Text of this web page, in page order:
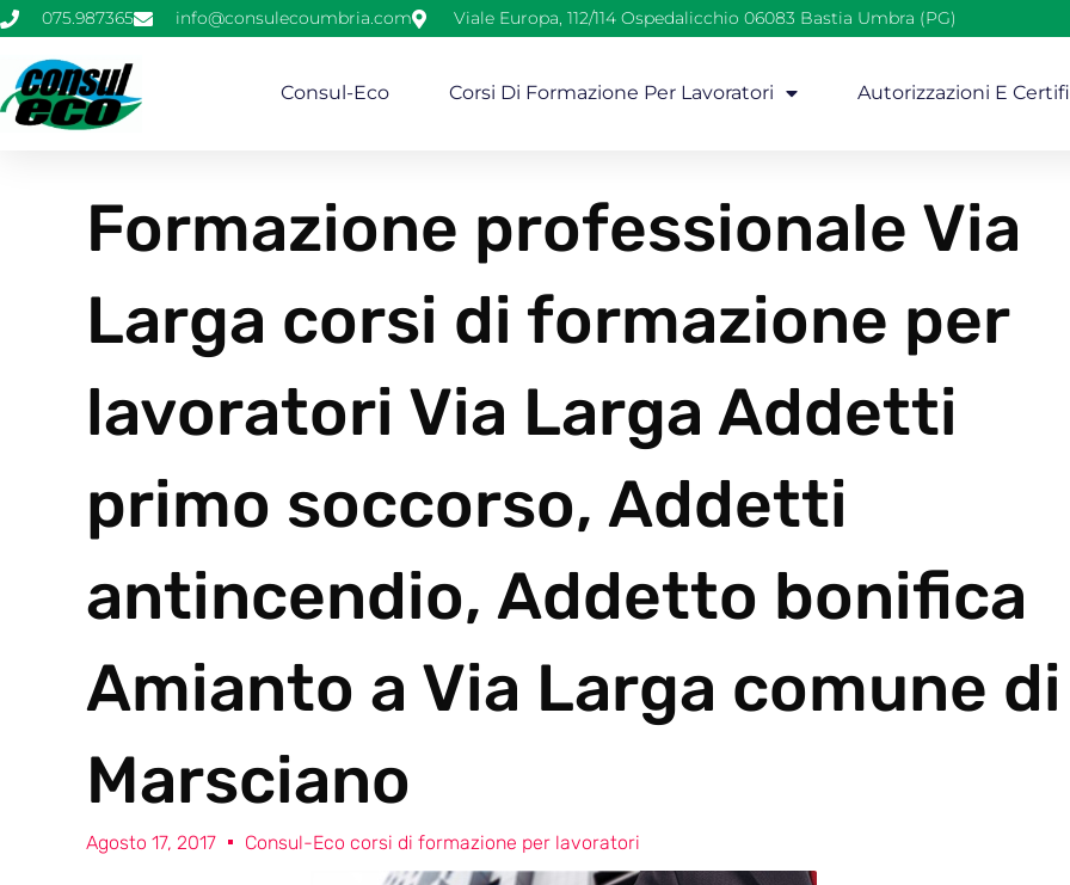
075.987365 info@consulecoumbria.com Viale Europa, 112/114 Ospedalicchio 06083 Bastia Umbra (PG)
Consul-Eco Corsi Di Formazione Per Lavoratori Autorizzazioni E
Formazione professionale Via
Larga corsi di formazione per
lavoratori Via Larga Addetti
primo soccorso, Addetti
antincendio, Addetto bonifica
Amianto a Via Larga comune di
Marsciano
Agosto 17, 2017 Consul-Eco corsi di formazione per lavoratori